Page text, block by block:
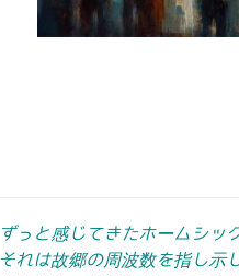
ずっと感じてきたホームシッ
それは故郷の周波数を指し示